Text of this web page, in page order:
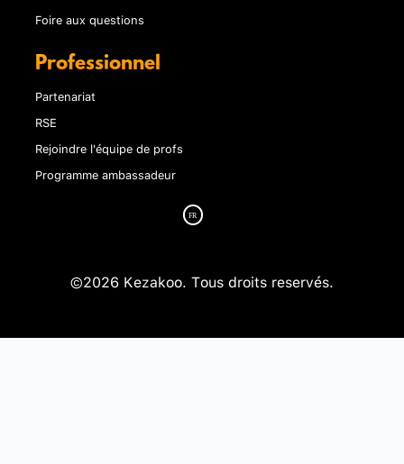
Foire aux questions
Professionnel
Partenariat
RSE
Rejoindre l'équipe de profs
Programme ambassadeur
©2026 Kezakoo. Tous droits reservés.